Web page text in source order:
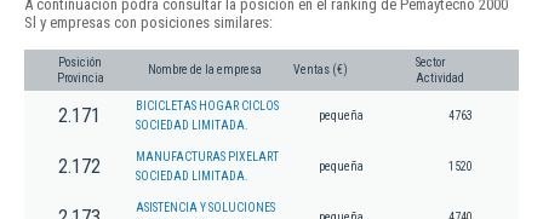
A continuación podrá consultar la posición en el ranking de Pemaytecno 2000
Sl y empresas con posiciones similares:
Posición
Provincia
Nombre de la empresa Ventas (€)
Sector
Actividad
2.171
BICICLETAS HOGAR CICLOS
SOCIEDAD LIMITADA.
pequeña 4763
2.172
MANUFACTURAS PIXELART
SOCIEDAD LIMITADA.
pequeña 1520
ASISTENCIA Y SOLUCIONES